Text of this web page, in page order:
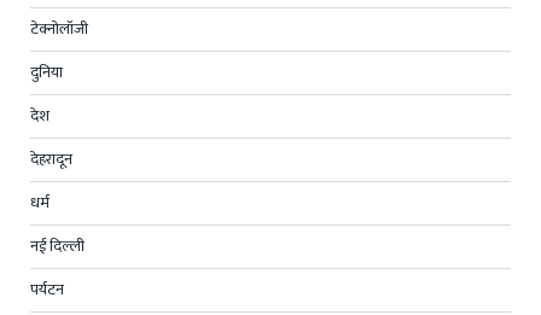
टेक्नोलॉजी
दुनिया
देश
देहरादून
धर्म
नई दिल्ली
पर्यटन